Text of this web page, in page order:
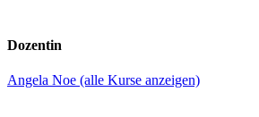
Dozentin
Angela Noe (alle Kurse anzeigen)